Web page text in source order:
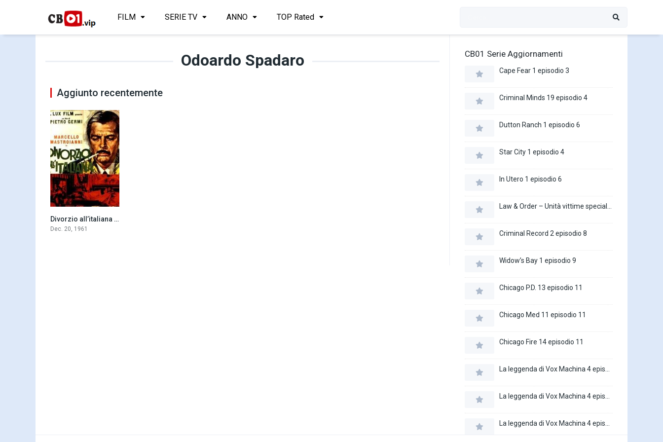
FILM SERIE TV ANNO TOP Rated
Odoardo Spadaro
Aggiunto recentemente
8.2Divorzio all’italiana (1961)
Dec. 20, 1961
CB01 Serie Aggiornamenti
Cape Fear 1 episodio 3
Criminal Minds 19 episodio 4
Dutton Ranch 1 episodio 6
Star City 1 episodio 4
In Utero 1 episodio 6
Criminal Record 2 episodio 8
Widow’s Bay 1 episodio 9
Chicago P.D. 13 episodio 11
Chicago Med 11 episodio 11
Chicago Fire 14 episodio 11